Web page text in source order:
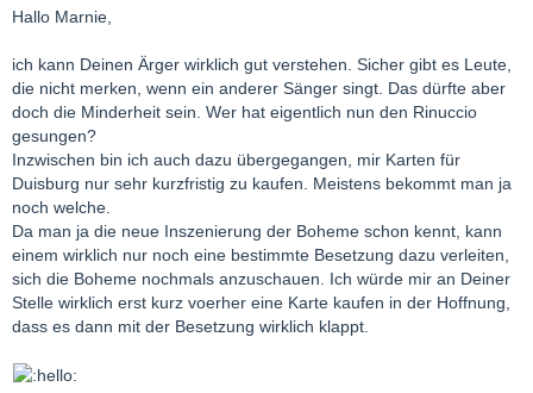
Hallo Marnie,
ich kann Deinen Ärger wirklich gut verstehen. Sicher gibt es Leute,
die nicht merken, wenn ein anderer Sänger singt. Das dürfte aber
doch die Minderheit sein. Wer hat eigentlich nun den Rinuccio
gesungen?
Inzwischen bin ich auch dazu übergegangen, mir Karten für
Duisburg nur sehr kurzfristig zu kaufen. Meistens bekommt man ja
noch welche.
Da man ja die neue Inszenierung der Boheme schon kennt, kann
einem wirklich nur noch eine bestimmte Besetzung dazu verleiten,
sich die Boheme nochmals anzuschauen. Ich würde mir an Deiner
Stelle wirklich erst kurz voerher eine Karte kaufen in der Hoffnung,
dass es dann mit der Besetzung wirklich klappt.